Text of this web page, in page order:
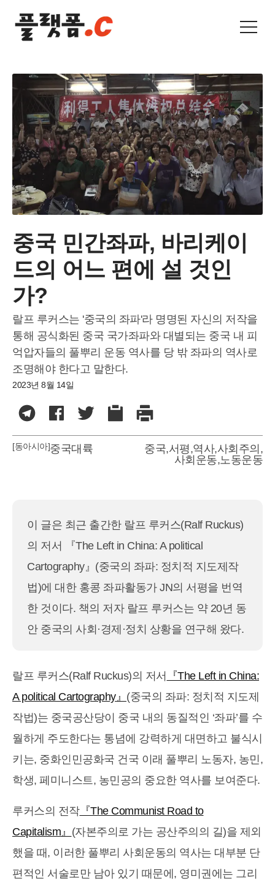
중국 민간좌파, 바리케이
드의 어느 편에 설 것인
가?
랄프 루커스는 '중국의 좌파'라 명명된 자신의 저작을
통해 공식화된 중국 국가좌파와 대별되는 중국 내 피
억압자들의 풀뿌리 운동 역사를 당 밖 좌파의 역사로
조명해야 한다고 말한다.
2023년 8월 14일
[동아시아]중국대륙 중국,서평,역사,사회주의 ,
사회운동,노동운동
이 글은 최근 출간한 랄프 루커스(Ralf Ruckus)
의 저서 『The Left in China: A political
Cartography』(중국의 좌파: 정치적 지도제작
법)에 대한 홍콩 좌파활동가 JN의 서평을 번역
한 것이다. 책의 저자 랄프 루커스는 약 20년 동
안 중국의 사회·경제·정치 상황을 연구해 왔다.
랄프 루커스(Ralf Ruckus)의 저서
『The Left in China:
A political Cartography』 (중국의 좌파: 정치적 지도제
작법)는 중국공산당이 중국 내의 동질적인 ‘좌파’를 수
월하게 주도한다는 통념에 강력하게 대면하고 불식시
키는, 중화인민공화국 건국 이래 풀뿌리 노동자, 농민,
학생, 페미니스트, 농민공의 중요한 역사를 보여준다.
루커스의 전작『The Communist Road to
Capitalism』 (자본주의로 가는 공산주의의 길)을 제외
했을 때, 이러한 풀뿌리 사회운동의 역사는 대부분 단
편적인 서술로만 남아 있기 때문에, 영미권에는 그리